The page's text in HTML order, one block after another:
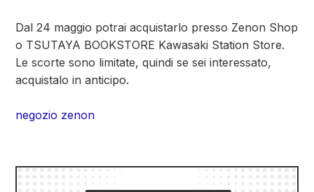
Dal 24 maggio potrai acquistarlo presso Zenon Shop
o TSUTAYA BOOKSTORE Kawasaki Station Store.
Le scorte sono limitate, quindi se sei interessato,
acquistalo in anticipo.
negozio zenon